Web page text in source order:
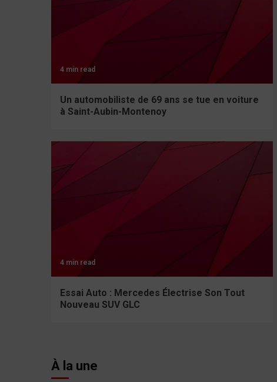
4 min read
Un automobiliste de 69 ans se tue en voiture
à Saint-Aubin-Montenoy
4 min read
Essai Auto : Mercedes Électrise Son Tout
Nouveau SUV GLC
À la une